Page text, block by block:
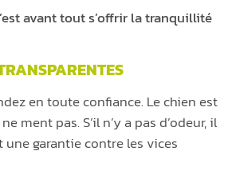
avant tout s’offrir la tranquillité
en toute confiance. Le chien est
ment pas. S’il n’y a pas d’odeur, il
une garantie contre les vices